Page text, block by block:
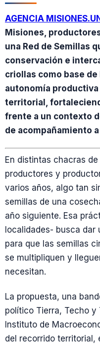
AGENCIA
Misiones,
una Red de Semillas
conservación e
criollas como base
autonomía
territorial,
frente a un contexto
de acompañamiento
En distintas chacras
productores y
varios años, algo tan
semillas de una
año siguiente. Esa
localidades- busca
para que las semillas
se multipliquen y
necesitan.
La propuesta, una
político Tierra, Techo y
Instituto de
del recorrido territorial,